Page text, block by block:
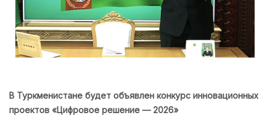
В Туркменистане будет объявлен конкурс инновационных
проектов «Цифровое решение — 2026»